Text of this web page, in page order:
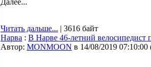
Далее...
Читать дальше... | 3616 байт
Нарва : В Нарве 46-летний велосипедист
Автор: MONMOON в 14/08/2019 07:10:00